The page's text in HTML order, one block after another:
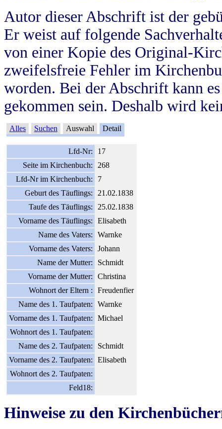
Autor dieser Abschrift ist der
Er weist auf folgende
von einer Kopie des Original-
zweifelsfreie Fehler im
worden. Bei der Abschrift kann
gekommen sein. Deshalb wird
Alles Suchen Auswahl Detail
Lfd-Nr:
17
Seite im Kirchenbuch:
268
Lfd-Nr im Kirchenbuch:
7
Geburt des Täuflings:
21.02.1838
Taufe des Täuflings:
25.02.1838
Vorname des Täuflings:
Elisabeth
Name des Vaters:
Warnke
Vorname des Vaters:
Johann
Name der Mutter:
Schmidt
Vorname der Mutter:
Christina
Wohnort der Eltern :
Freudenfier
Name des 1. Taufpaten:
Warnke
Vorname des 1. Taufpaten:
Michael
Wohnort des 1. Taufpaten:
Name des 2. Taufpaten:
Schmidt
Vorname des 2. Taufpaten:
Elisabeth
Wohnort des 2. Taufpaten:
Feld18:
Hinweise zu den